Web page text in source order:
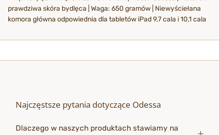
prawdziwa skóra bydlęca | Waga: 650 gramów | Niewyściełana
komora główna odpowiednia dla tabletów iPad 9,7 cala i 10,1 cala
Najczęstsze pytania dotyczące Odessa
Dlaczego w naszych produktach stawiamy na